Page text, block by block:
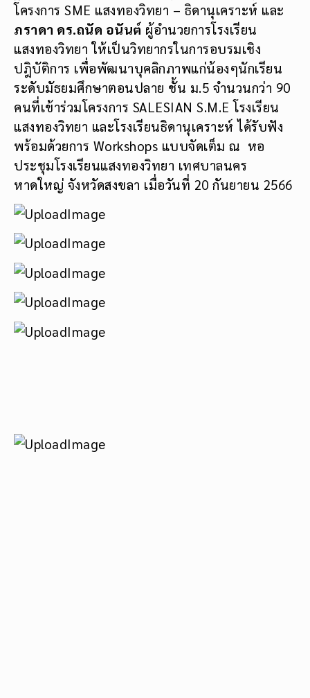
โครงการ SME แสงทองวิทยา – ธิดานุเคราะห์ และ
ภราดา ดร.ถนัด อนันต์ ผู้อำนวยการโรงเรียน
แสงทองวิทยา ให้เป็นวิทยากรในการอบรมเชิง
ปฎิบัติการ เพื่อพัฒนาบุคลิกภาพแก่น้องๆนักเรียน
ระดับมัธยมศึกษาตอนปลาย ชั้น ม.5 จำนวนกว่า 90
คนที่เข้าร่วมโครงการ SALESIAN S.M.E โรงเรียน
แสงทองวิทยา และโรงเรียนธิดานุเคราะห์ ได้รับฟัง
พร้อมด้วยการ Workshops แบบจัดเต็ม ณ หอ
ประชุมโรงเรียนแสงทองวิทยา เทศบาลนคร
หาดใหญ่ จังหวัดสงขลา เมื่อวันที่ 20 กันยายน 2566